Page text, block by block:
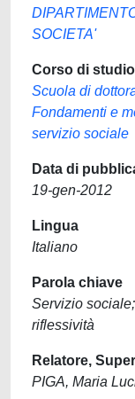
SOCIETA'
Corso di studio
Scuola di
Fondamenti e
servizio sociale
Data di
19-gen-2012
Lingua
Italiano
Parola chiave
Servizio
riflessività
Relatore,
PIGA, Maria